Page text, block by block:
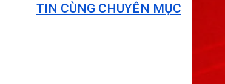
TIN CÙNG CHUYÊN MỤC